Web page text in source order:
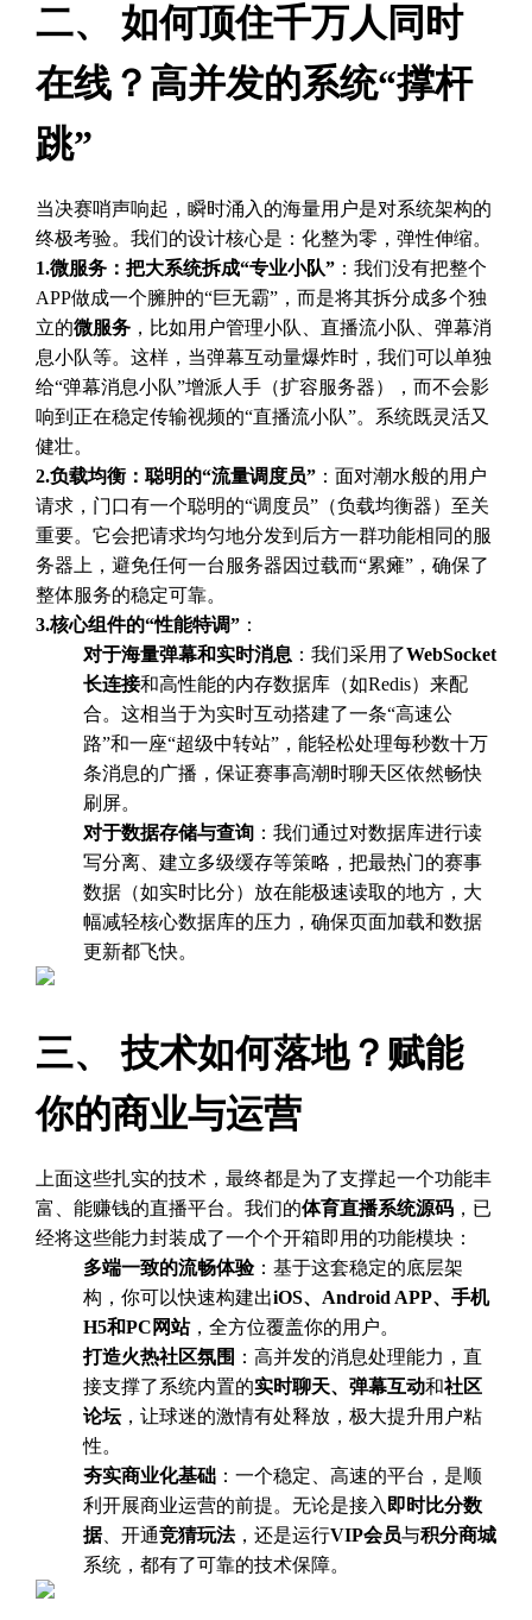
二、 如何顶住千万人同时
在线？高并发的系统“撑杆
跳”
当决赛哨声响起，瞬时涌入的海量用户是对系统架构的
终极考验。我们的设计核心是：化整为零，弹性伸缩。
1.微服务：把大系统拆成“专业小队” ：我们没有把整个
APP做成一个臃肿的“巨无霸”，而是将其拆分成多个独
立的微服务 ，比如用户管理小队、直播流小队、弹幕消
息小队等。这样，当弹幕互动量爆炸时，我们可以单独
给“弹幕消息小队”增派人手（扩容服务器），而不会影
响到正在稳定传输视频的“直播流小队”。系统既灵活又
健壮。
2.负载均衡：聪明的“流量调度员” ：面对潮水般的用户
请求，门口有一个聪明的“调度员”（负载均衡器）至关
重要。它会把请求均匀地分发到后方一群功能相同的服
务器上，避免任何一台服务器因过载而“累瘫”，确保了
整体服务的稳定可靠。
3.核心组件的“性能特调” ：
对于海量弹幕和实时消息 ：我们采用了WebSocket
长连接和高性能的内存数据库（如Redis）来配
合。这相当于为实时互动搭建了一条“高速公
路”和一座“超级中转站”，能轻松处理每秒数十万
条消息的广播，保证赛事高潮时聊天区依然畅快
刷屏。
对于数据存储与查询 ：我们通过对数据库进行读
写分离、建立多级缓存等策略，把最热门的赛事
数据（如实时比分）放在能极速读取的地方，大
幅减轻核心数据库的压力，确保页面加载和数据
更新都飞快。
三、 技术如何落地？赋能
你的商业与运营
上面这些扎实的技术，最终都是为了支撑起一个功能丰
富、能赚钱的直播平台。我们的体育直播系统源码 ，已
经将这些能力封装成了一个个开箱即用的功能模块：
多端一致的流畅体验：基于这套稳定的底层架
构，你可以快速构建出iOS、Android APP、手机
H5和PC网站，全方位覆盖你的用户。
打造火热社区氛围 ：高并发的消息处理能力，直
接支撑了系统内置的实时聊天、弹幕互动和社区
论坛，让球迷的激情有处释放，极大提升用户粘
性。
夯实商业化基础 ：一个稳定、高速的平台，是顺
利开展商业运营的前提。无论是接入 即时比分数
据、开通竞猜玩法，还是运行VIP会员与积分商城
系统，都有了可靠的技术保障。